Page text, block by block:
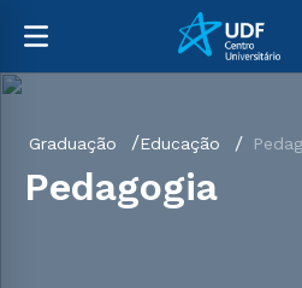
Graduação Educação
Pedagogia